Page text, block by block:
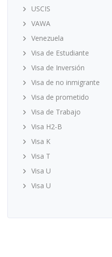
USCIS
VAWA
Venezuela
Visa de Estudiante
Visa de Inversión
Visa de no inmigrante
Visa de prometido
Visa de Trabajo
Visa H2-B
Visa K
Visa T
Visa U
Visa U